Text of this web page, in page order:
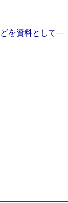
を資料として―